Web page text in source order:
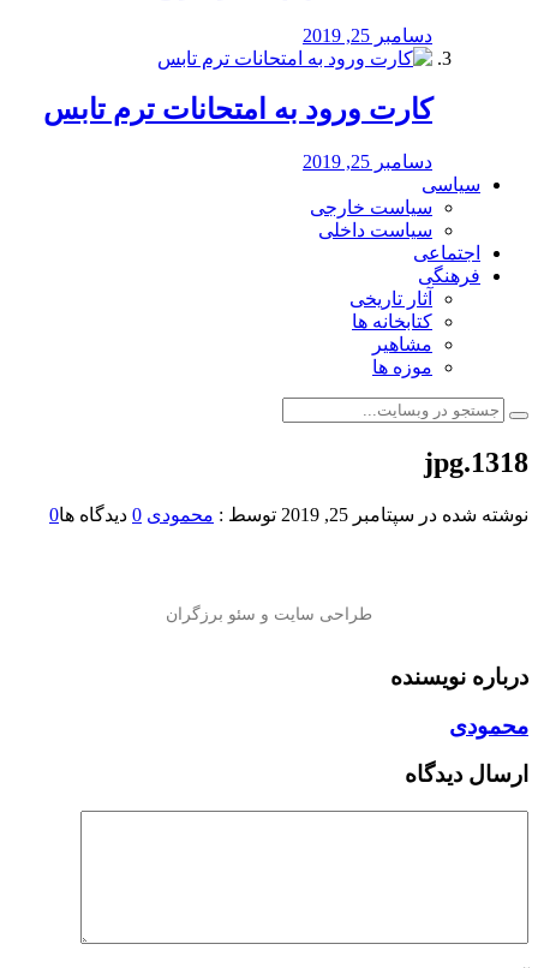
دسامبر 25, 2019
کارت ورود به امتحانات ترم تابس
دسامبر 25, 2019
سیاسی
سیاست خارجی
سیاست داخلی
اجتماعی
فرهنگی
آثار تاریخی
کتابخانه ها
مشاهیر
موزه ها
1318.jpg
نوشته شده در سپتامبر 25, 2019 توسط : محمودی 0 دیدگاه ها0
درباره نویسنده
محمودی
ارسال دیدگاه